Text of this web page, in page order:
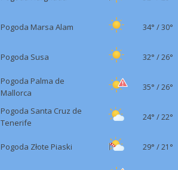
Pogoda Marsa Alam 34° /30°
Pogoda Susa 32° /26°
Pogoda Palma de
Mallorca
35° /26°
Pogoda Santa Cruz de
Tenerife
24° /22°
Pogoda Złote Piaski 29° /21°